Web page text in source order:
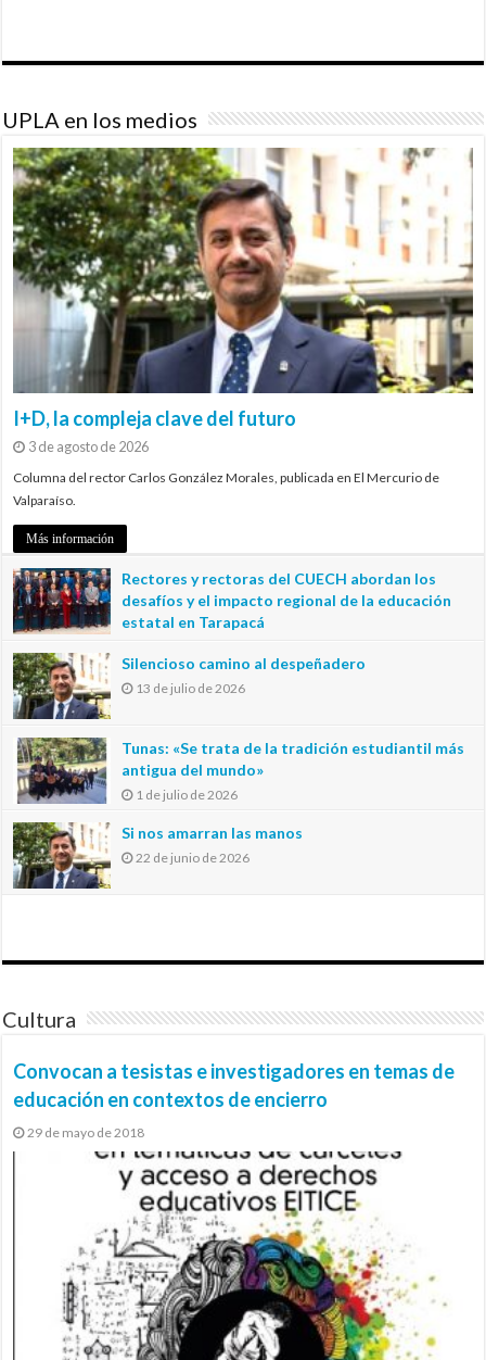
UPLA en los medios
I+D, la compleja clave del futuro
3 de agosto de 2026
Columna del rector Carlos González Morales, publicada en El Mercurio de
Valparaíso.
Más información
Rectores y rectoras del CUECH abordan los
desafíos y el impacto regional de la educación
estatal en Tarapacá
Silencioso camino al despeñadero
13 de julio de 2026
Tunas: «Se trata de la tradición estudiantil más
antigua del mundo»
1 de julio de 2026
Si nos amarran las manos
22 de junio de 2026
Cultura
Convocan a tesistas e investigadores en temas de
educación en contextos de encierro
29 de mayo de 2018